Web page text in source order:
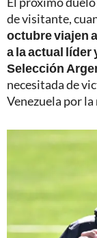
de visitante,
octubre viajen
a la actual líder
Selección
necesitada de
Venezuela por